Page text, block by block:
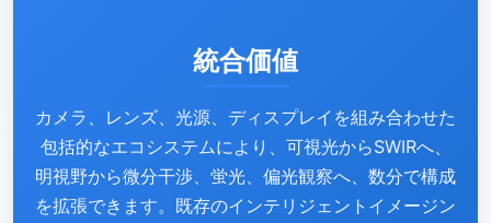
統合価値
カメラ、レンズ、光源、ディスプレイを組み合わせた
包括的なエコシステムにより、可視光からSWIRへ、
明視野から微分干渉、蛍光、偏光観察へ、数分で構成
を拡張できます。既存のインテリジェントイメージン